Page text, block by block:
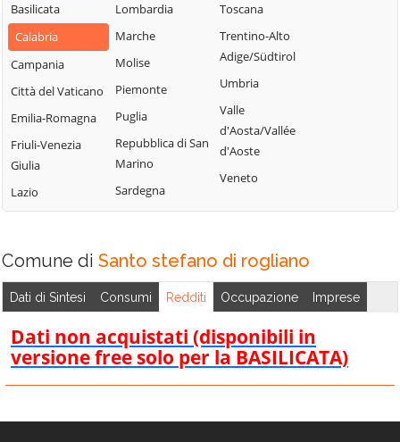
Bianchi
Bisignano
Bocchigliero
Bonifati
Buonvicino
Calopezzati
Cariati
Carolei
Carpanzano
Casali del Manco
Cassano all'Ionio
Lappano
Lattarico
Longobardi
Longobucco
Lungro
Luzzi
Mandatoriccio
Mangone
Marano
Marchesato
Marano
San Giorgio
Albanese
San Giovanni in
Fiore
San Lorenzo
Vallo
San Marco
Argentano
Finita
San Nicola Arcella
Basilicata
Calabria
Campania
Città del Vaticano
Emilia-Romagna
Friuli-Venezia
Giulia
Lazio
Lombardia
Marche
Molise
Piemonte
Puglia
Repubblica di San
Marino
Sardegna
Toscana
Trentino-Alto
Adige/Südtirol
Umbria
Valle
d'Aosta/Vallée
d'Aoste
Veneto
Comune di Santo stefano di rogliano
Dati di Sintesi Consumi Redditi Occupazione Imprese
Dati non acquistati (disponibili in
versione free solo per la BASILICATA)